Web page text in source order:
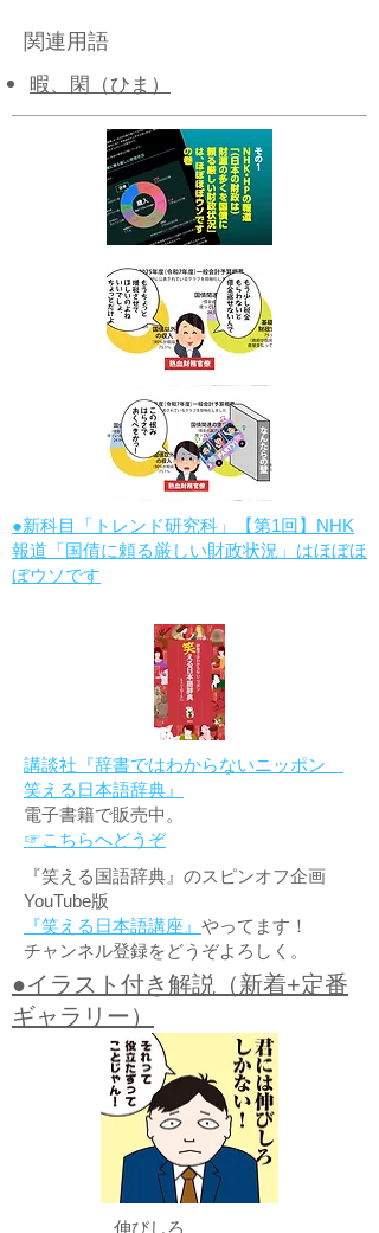
関連用語
暇、閑（ひま）
●新科目「トレンド研究科」【第1回】NHK
報道「国債に頼る厳しい財政状況」はほぼほ
ぼウソです
講談社『辞書ではわからないニッポン
笑える日本語辞典』
電子書籍で販売中。
☞こちらへどうぞ
『笑える国語辞典』のスピンオフ企画
YouTube版
『笑える日本語講座』 やってます！
チャンネル登録をどうぞよろしく。
●イラスト付き解説（新着+定番
ギャラリー）